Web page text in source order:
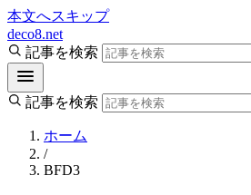
本文へスキップ
deco8.net
記事を検索
記事を検索
ホーム
/
BFD3